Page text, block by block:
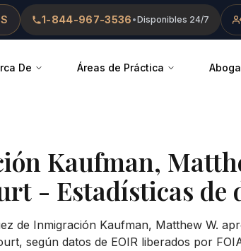
1-844-967-3536 •Disponibles 24/7
De Áreas de Práctica
Kaufman,
- Estadísticas de
de Inmigración Kaufman, Matthew W.
según datos de EOIR liberados por